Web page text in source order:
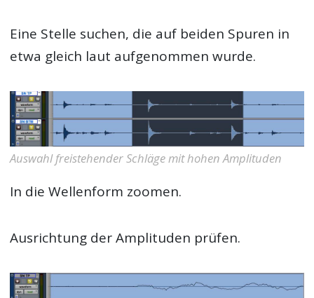
Eine Stelle suchen, die auf beiden Spuren in
etwa gleich laut aufgenommen wurde.
Auswahl freistehender Schläge mit hohen Amplituden
In die Wellenform zoomen.
Ausrichtung der Amplituden prüfen.